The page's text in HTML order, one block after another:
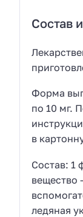
Состав
Форма
по 10 мг.
в
Состав: 1
вещество
ледяная